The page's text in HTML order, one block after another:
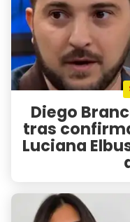
Diego
tras
Luciana